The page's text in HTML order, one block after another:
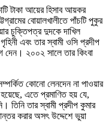
টাকা আয়ের হিসাব আয়কর
বোয়ালখালীতে পাঁচটি পুকুর
চুক্তিপত্র দুদকে দাখিল
এবং তার স্বামী ওসি প্রদীপ
২০০২ সালে তার কিংবা
কোনো লেনদেন না পাওয়ার
এতে প্রমাণিত হয় যে,
তার স্বামী প্রদীপ কুমার
করার অসৎ উদ্দেশে ভুয়া